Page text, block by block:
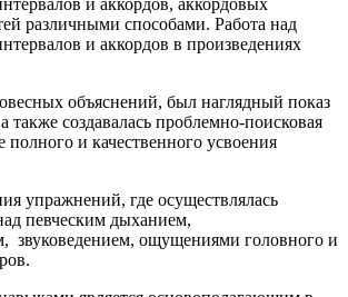
и аккордов, аккордовых
различными способами. Работа над
и аккордов в произведениях
объяснений, был наглядный показ
также создавалась проблемно-поисковая
полного и качественного усвоения
упражнений, где осуществлялась
певческим дыханием,
звуковедением, ощущениями головного и